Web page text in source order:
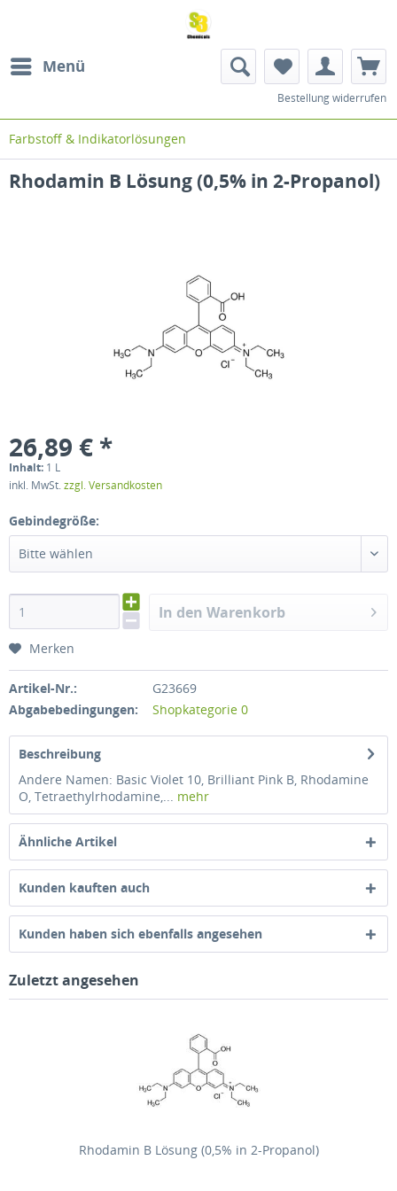
Menü
Bestellung widerrufen
Farbstoff & Indikatorlösungen
Rhodamin B Lösung (0,5% in 2-Propanol)
26,89 € *
Inhalt: 1 L
inkl. MwSt.zzgl. Versandkosten
Gebindegröße:
Bitte wählen
In den Warenkorb
Merken
Artikel-Nr.:
G23669
Abgabebedingungen:
Shopkategorie 0
Beschreibung
Andere Namen: Basic Violet 10, Brilliant Pink B, Rhodamine
O, Tetraethylrhodamine,... mehr
Ähnliche Artikel
Kunden kauften auch
Kunden haben sich ebenfalls angesehen
Zuletzt angesehen
Rhodamin B Lösung (0,5% in 2-Propanol)